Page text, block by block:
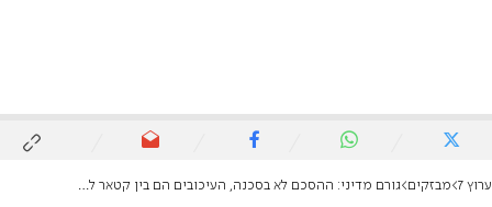
ערוץ 7 מבזקים גורם מדיני: ההסכם לא בסכנה, העיכובים הם בין קטאר לחמאס